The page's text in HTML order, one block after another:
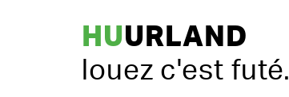
HUURLAND
louez c'est futé.